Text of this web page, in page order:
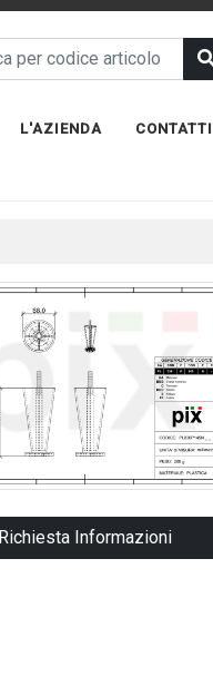
L'AZIENDA CONTATTI
Richiesta Informazioni